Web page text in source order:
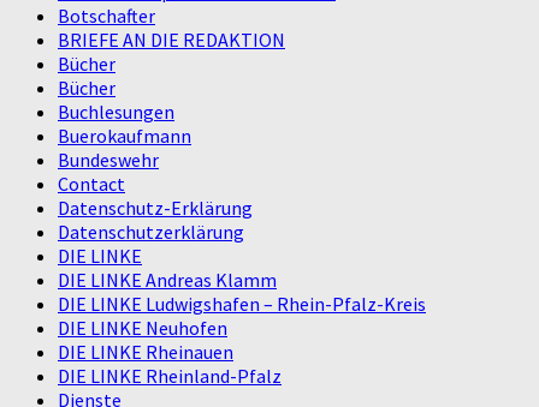
Botschafter
BRIEFE AN DIE REDAKTION
Bücher
Bücher
Buchlesungen
Buerokaufmann
Bundeswehr
Contact
Datenschutz-Erklärung
Datenschutzerklärung
DIE LINKE
DIE LINKE Andreas Klamm
DIE LINKE Ludwigshafen – Rhein-Pfalz-Kreis
DIE LINKE Neuhofen
DIE LINKE Rheinauen
DIE LINKE Rheinland-Pfalz
Dienste